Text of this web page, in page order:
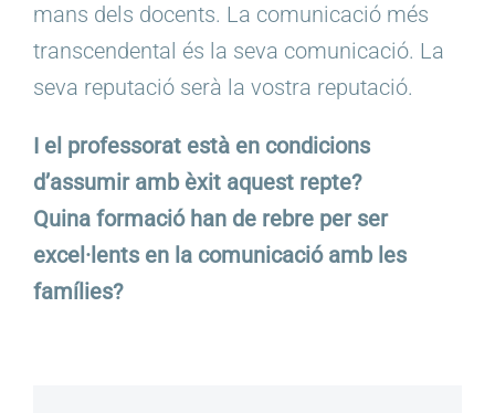
mans dels docents. La comunicació més
transcendental és la seva comunicació. La
seva reputació serà la vostra reputació.
I el professorat està en condicions
d’assumir amb èxit aquest repte?
Quina formació han de rebre per ser
excel·lents en la comunicació amb les
famílies?